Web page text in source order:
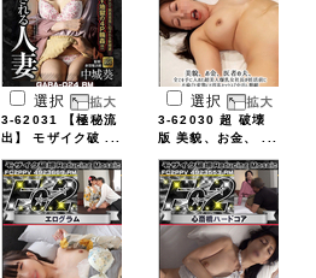
選択
3-62031 【極秘流
出】 モザイク破 ...
選択
3-62030 超 破壊
版 美貌、お金、 ...